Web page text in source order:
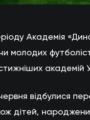
Академія
молодих
академій
відбулися
дітей,